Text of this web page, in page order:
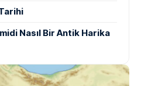
Nasıl Bir Antik Harika